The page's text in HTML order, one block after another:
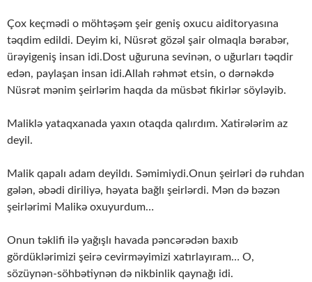
Çox keçmədi o möhtəşəm şeir geniş oxucu aiditoryasına
təqdim edildi. Deyim ki, Nüsrət gözəl şair olmaqla bərabər,
ürəyigeniş insan idi.Dost uğuruna sevinən, o uğurları təqdir
edən, paylaşan insan idi.Allah rəhmət etsin, o dərnəkdə
Nüsrət mənim şeirlərim haqda da müsbət fikirlər söyləyib.
Maliklə yataqxanada yaxın otaqda qalırdım. Xatirələrim az
deyil.
Malik qapalı adam deyildı. Səmimiydi.Onun şeirləri də ruhdan
gələn, əbədi diriliyə, həyata bağlı şeirlərdi. Mən də bəzən
şeirlərimi Malikə oxuyurdum…
Onun təklifi ilə yağışlı havada pəncərədən baxıb
gördüklərimizi şeirə cevirməyimizi xatırlayıram… O,
sözüynən-söhbətiynən də nikbinlik qaynağı idi.